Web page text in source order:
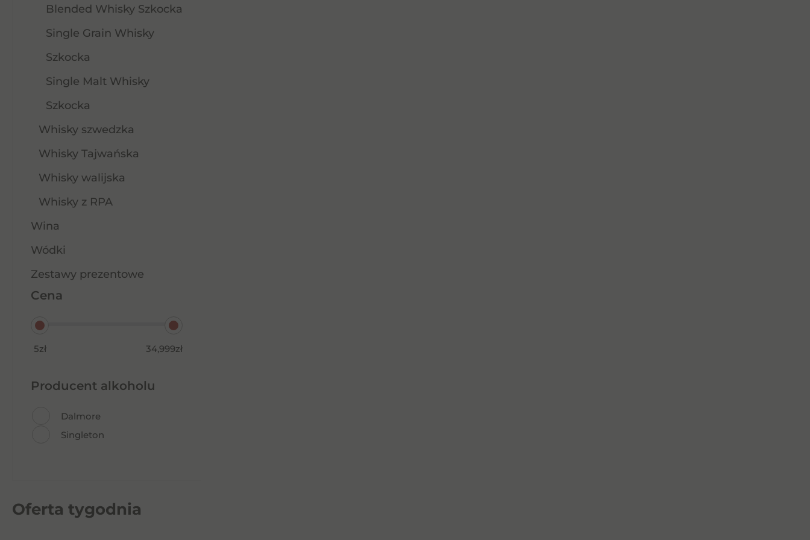
Blended Whisky Szkocka
Single Grain Whisky
Szkocka
Single Malt Whisky
Szkocka
Whisky szwedzka
Whisky Tajwańska
Whisky walijska
Whisky z RPA
Wina
Wódki
Zestawy prezentowe
Cena
5zł 34,999zł
Producent alkoholu
Dalmore
Singleton
Oferta tygodnia